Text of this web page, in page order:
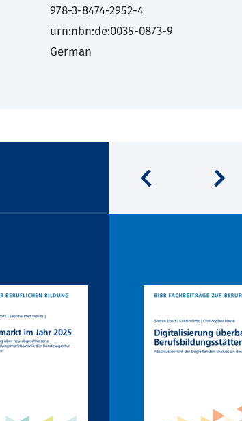
978-3-8474-2952-4
urn:nbn:de:0035-0873-9
German